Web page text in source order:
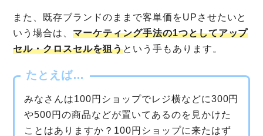
また、既存ブランドのままで客単価をUPさせたいと
いう場合は、マーケティング手法の1つとしてアップ
セル・クロスセルを狙うという手もあります。
たとえば…
みなさんは100円ショップでレジ横などに300円
や500円の商品などが置いてあるのを見かけた
ことはありますか？100円ショップに来たはず